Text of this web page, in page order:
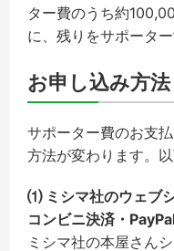
ター費のうち約
に、残りをサポータ
お申し込み方法
サポーター費のお支
方法が変わります。
⑴ ミシマ社のウェブ
コンビニ決済・
ミシマ社の本屋さん